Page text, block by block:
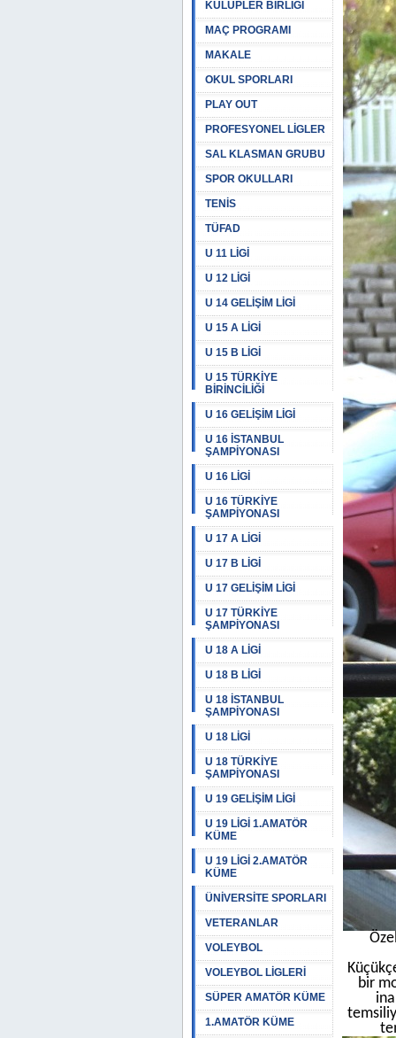
KULÜPLER BİRLİĞİ
MAÇ PROGRAMI
MAKALE
OKUL SPORLARI
PLAY OUT
PROFESYONEL LİGLER
SAL KLASMAN GRUBU
SPOR OKULLARI
TENİS
TÜFAD
U 11 LİGİ
U 12 LİGİ
U 14 GELİŞİM LİGİ
U 15 A LİGİ
U 15 B LİGİ
U 15 TÜRKİYE
BİRİNCİLİĞİ
U 16 GELİŞİM LİGİ
U 16 İSTANBUL
ŞAMPİYONASI
U 16 LİGİ
U 16 TÜRKİYE
ŞAMPİYONASI
U 17 A LİGİ
U 17 B LİGİ
U 17 GELİŞİM LİGİ
U 17 TÜRKİYE
ŞAMPİYONASI
U 18 A LİGİ
U 18 B LİGİ
U 18 İSTANBUL
ŞAMPİYONASI
U 18 LİGİ
U 18 TÜRKİYE
ŞAMPİYONASI
U 19 GELİŞİM LİGİ
U 19 LİGİ 1.AMATÖR
KÜME
U 19 LİGİ 2.AMATÖR
KÜME
ÜNİVERSİTE SPORLARI
VETERANLAR
VOLEYBOL
VOLEYBOL LİGLERİ
SÜPER AMATÖR KÜME
1.AMATÖR KÜME
bir